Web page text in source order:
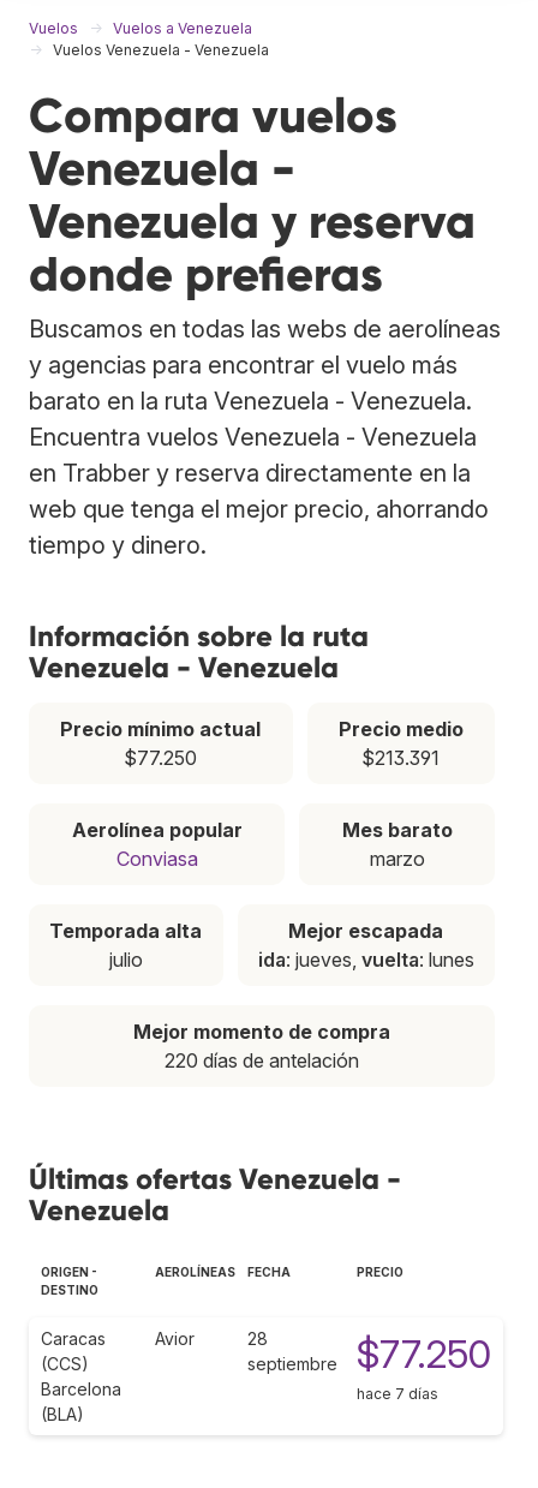
Vuelos
Vuelos a Venezuela
Vuelos Venezuela - Venezuela
Compara vuelos
Venezuela -
Venezuela y reserva
donde prefieras
Buscamos en todas las webs de aerolíneas
y agencias para encontrar el vuelo más
barato en la ruta Venezuela - Venezuela.
Encuentra vuelos Venezuela - Venezuela
en Trabber y reserva directamente en la
web que tenga el mejor precio, ahorrando
tiempo y dinero.
Información sobre la ruta
Venezuela - Venezuela
Precio mínimo actual
$77.250
Precio medio
$213.391
Aerolínea popular
Conviasa
Mes barato
marzo
Temporada alta
julio
Mejor escapada
ida: jueves, vuelta: lunes
Mejor momento de compra
220 días de antelación
Últimas ofertas Venezuela -
Venezuela
ORIGEN -
DESTINO
AEROLÍNEAS FECHA PRECIO
Caracas
(CCS)
Barcelona
(BLA)
Avior
28
septiembre
$77.250
hace 7 días